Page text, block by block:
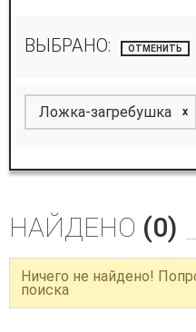
ВЫБРАНО: ОТМЕНИТЬ
Ложка-загребушка x
НАЙДЕНО (0)
Ничего не найдено!
поиска